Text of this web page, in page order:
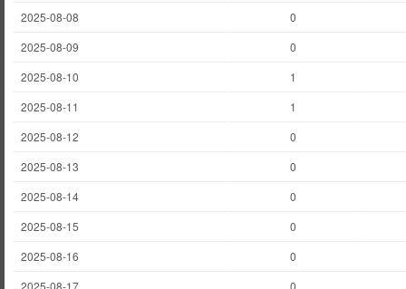
2025-08-08
0
2025-08-09
0
2025-08-10
1
2025-08-11
1
2025-08-12
0
2025-08-13
0
2025-08-14
0
2025-08-15
0
2025-08-16
0